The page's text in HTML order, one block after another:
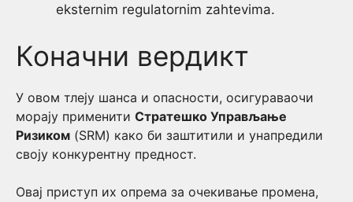
eksternim regulatornim zahtevima.
Коначни вердикт
У овом тлеју шанса и опасности, осигураваочи
морају применити Стратешко Управљање
Ризиком (SRM) како би заштитили и унапредили
своју конкурентну предност.
Овај приступ их опрема за очекивање промена,